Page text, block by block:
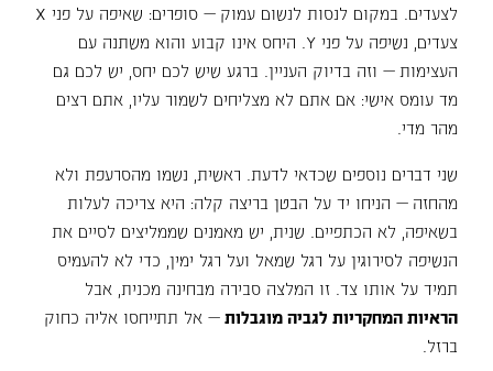
לצעדים. במקום לנסות לנשום עמוק — סופרים: שאיפה על פני X
צעדים, נשיפה על פני Y. היחס אינו קבוע והוא משתנה עם
העצימות — וזה בדיוק העניין. ברגע שיש לכם יחס, יש לכם גם
מד עומס אישי: אם אתם לא מצליחים לשמור עליו, אתם רצים
מהר מדי.
שני דברים נוספים שכדאי לדעת. ראשית, נשמו מהסרעפת ולא
מהחזה — הניחו יד על הבטן בריצה קלה: היא צריכה לעלות
בשאיפה, לא הכתפיים. שנית, יש מאמנים שממליצים לסיים את
הנשיפה לסירוגין על רגל שמאל ועל רגל ימין, כדי לא להעמיס
תמיד על אותו צד. זו המלצה סבירה מבחינה מכנית, אבל
הראיות המחקריות לגביה מוגבלות — אל תתייחסו אליה כחוק
ברזל.